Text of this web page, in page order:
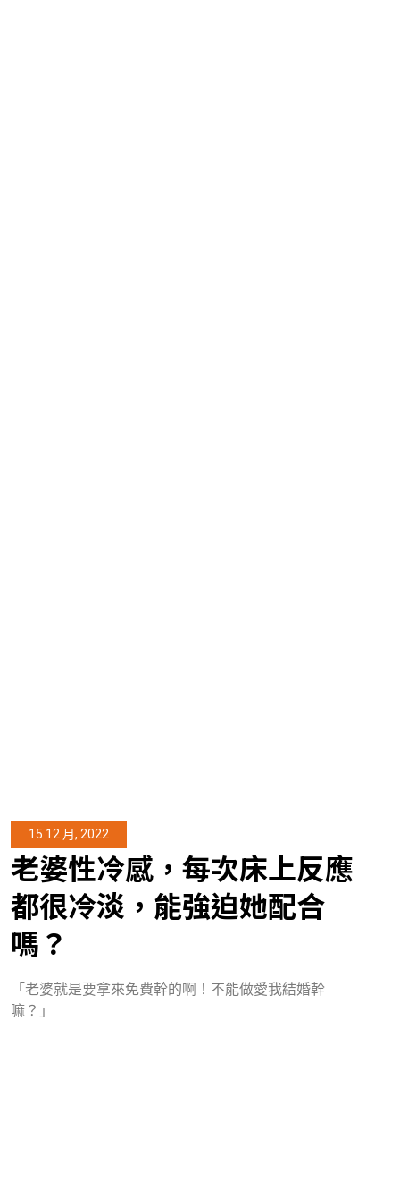
15 12 月, 2022
老婆性冷感，每次床上反應
都很冷淡，能強迫她配合
嗎？
「老婆就是要拿來免費幹的啊！不能做愛我結婚幹
嘛？」